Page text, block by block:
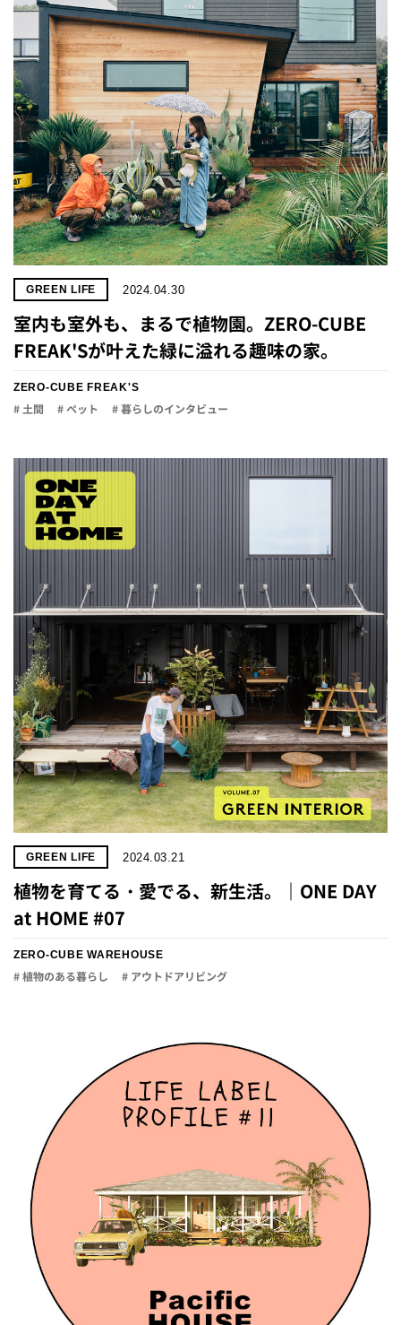
GREEN LIFE 2024.04.30
室内も室外も、まるで植物園。ZERO-CUBE
FREAK'Sが叶えた緑に溢れる趣味の家。
ZERO-CUBE FREAK'S
# 土間 # ペット # 暮らしのインタビュー
GREEN LIFE 2024.03.21
植物を育てる・愛でる、新生活。｜ONE DAY
at HOME #07
ZERO-CUBE WAREHOUSE
# 植物のある暮らし # アウトドアリビング